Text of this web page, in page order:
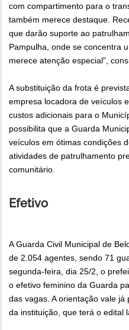
com compartimento para o
também merece destaque.
que darão suporte ao
Pampulha, onde se concentra
merece atenção especial”,
A substituição da frota é
empresa locadora de veículos
custos adicionais para o
possibilita que a Guarda
veículos em ótimas condições
atividades de patrulhamento
comunitário.
Efetivo
A Guarda Civil Municipal de
de 2.054 agentes, sendo 71
segunda-feira, dia 25/2, o
o efetivo feminino da Guarda
das vagas. A orientação vale
da instituição, que terá o edital